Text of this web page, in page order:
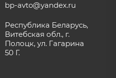
bp-avto@yandex.ru
Республика Беларусь,
Витебская обл., г.
Полоцк, ул. Гагарина
50 Г.